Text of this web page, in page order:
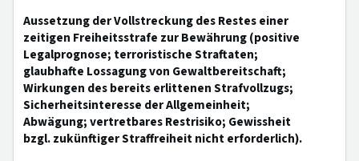
Aussetzung der Vollstreckung des Restes einer
zeitigen Freiheitsstrafe zur Bewährung (positive
Legalprognose; terroristische Straftaten;
glaubhafte Lossagung von Gewaltbereitschaft;
Wirkungen des bereits erlittenen Strafvollzugs;
Sicherheitsinteresse der Allgemeinheit;
Abwägung; vertretbares Restrisiko; Gewissheit
bzgl. zukünftiger Straffreiheit nicht erforderlich).